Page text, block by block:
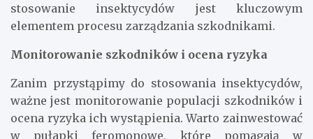
stosowanie insektycydów jest kluczowym
elementem procesu zarządzania szkodnikami.
Monitorowanie szkodników i ocena ryzyka
Zanim przystąpimy do stosowania insektycydów,
ważne jest monitorowanie populacji szkodników i
ocena ryzyka ich wystąpienia. Warto zainwestować
w pułapki feromonowe, które pomagają w